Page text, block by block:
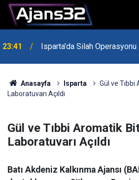
23:41 Isparta'da Silah Operasyonu
23:21 6 Mart Spor Salonu Yeniden
Anasayfa Isparta
Gül ve
Laboratuvarı Açıldı
Gül ve Tıbbi Aromatik
Laboratuvarı Açıldı
Batı Akdeniz Kalkınma Ajansı